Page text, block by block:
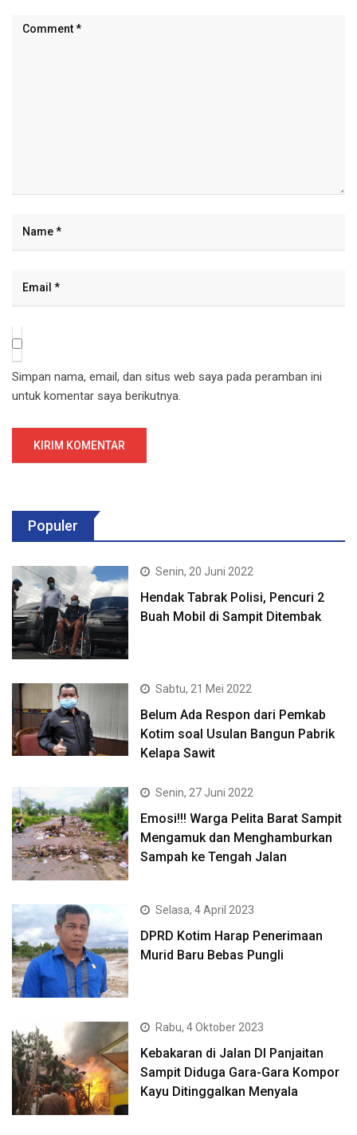
Simpan nama, email, dan situs web saya pada peramban ini
untuk komentar saya berikutnya.
Populer
Senin, 20 Juni 2022
Hendak Tabrak Polisi, Pencuri 2
Buah Mobil di Sampit Ditembak
Sabtu, 21 Mei 2022
Belum Ada Respon dari Pemkab
Kotim soal Usulan Bangun Pabrik
Kelapa Sawit
Senin, 27 Juni 2022
Emosi!!! Warga Pelita Barat Sampit
Mengamuk dan Menghamburkan
Sampah ke Tengah Jalan
Selasa, 4 April 2023
DPRD Kotim Harap Penerimaan
Murid Baru Bebas Pungli
Rabu, 4 Oktober 2023
Kebakaran di Jalan DI Panjaitan
Sampit Diduga Gara-Gara Kompor
Kayu Ditinggalkan Menyala